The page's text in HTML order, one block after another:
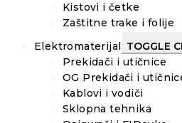
Kistovi i četke
Zaštitne trake i folije
Elektromaterijal
TOGGLE
Prekidači i utičnice
OG Prekidači i
Kablovi i vodiči
Sklopna tehnika